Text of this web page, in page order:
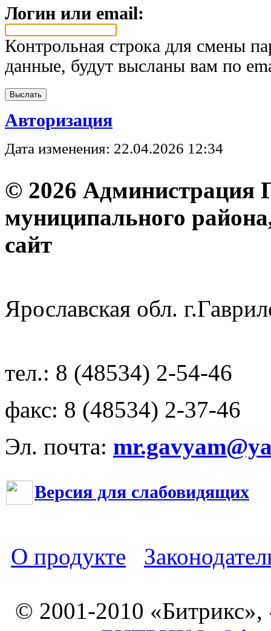
Логин или email:
Контрольная строка для смены
данные, будут высланы вам по
Авторизация
Дата изменения: 22.04.2026 12:34
© 2026 Администрация
муниципального
Ярославская обл.
тел.: 8 (48534) 2-54-46
факс: 8 (48534) 2-37-46
Эл. почта:
Версия для слабовидящих
О продукте
© 2001-2010 «Битрикс»,